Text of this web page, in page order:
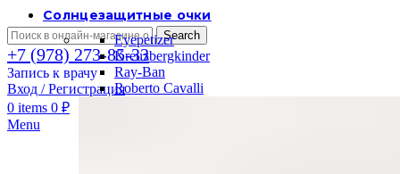
Search
+7 (978) 273-85-33
Запись к врачу
Вход / Регистрация
0 items 0 ₽
Menu
Солнцезащитные очки
Eyepetizer
Kreuzbergkinder
Ray-Ban
Roberto Cavalli